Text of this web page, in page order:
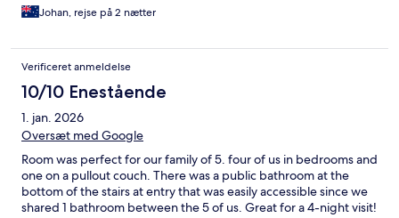
Johan, rejse på 2 nætter
Verificeret anmeldelse
10/10 Enestående
1. jan. 2026
Oversæt med Google
Room was perfect for our family of 5. four of us in bedrooms and
one on a pullout couch. There was a public bathroom at the
bottom of the stairs at entry that was easily accessible since we
shared 1 bathroom between the 5 of us. Great for a 4-night visit!